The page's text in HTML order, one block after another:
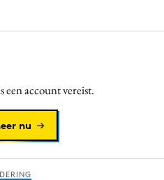
een account vereist.
nu